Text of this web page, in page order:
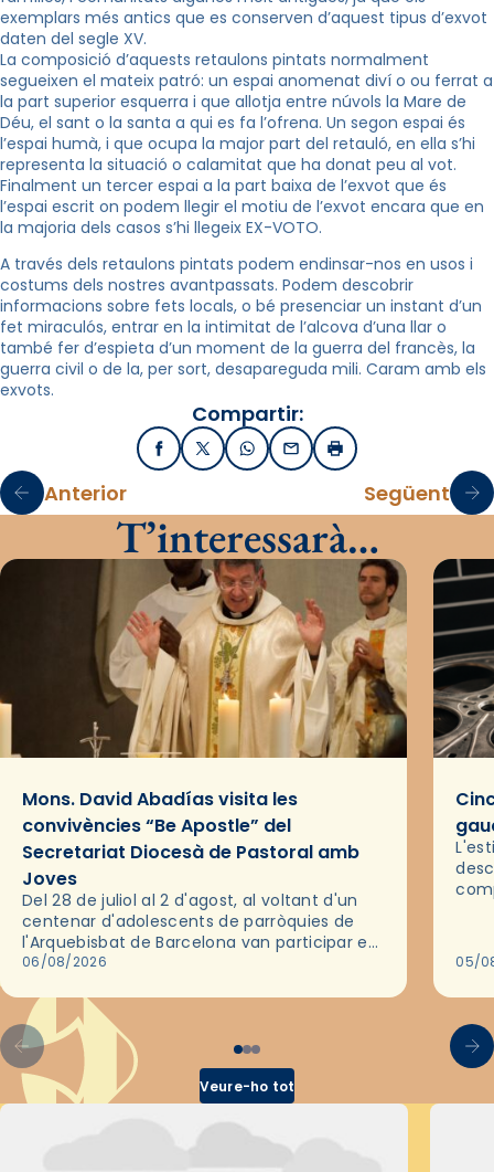
exemplars més antics que es conserven d’aquest tipus d’exvot
daten del segle XV.
La composició d’aquests retaulons pintats normalment
segueixen el mateix patró: un espai anomenat diví o ou ferrat a
la part superior esquerra i que allotja entre núvols la Mare de
Déu, el sant o la santa a qui es fa l’ofrena. Un segon espai és
l’espai humà, i que ocupa la major part del retauló, en ella s’hi
representa la situació o calamitat que ha donat peu al vot.
Finalment un tercer espai a la part baixa de l’exvot que és
l’espai escrit on podem llegir el motiu de l’exvot encara que en
la majoria dels casos s’hi llegeix EX-VOTO.
A través dels retaulons pintats podem endinsar-nos en usos i
costums dels nostres avantpassats. Podem descobrir
informacions sobre fets locals, o bé presenciar un instant d’un
fet miraculós, entrar en la intimitat de l’alcova d’una llar o
també fer d’espieta d’un moment de la guerra del francès, la
guerra civil o de la, per sort, desapareguda mili. Caram amb els
exvots.
Compartir:
FacebookX / TwitterWhatsApp
EmailImprimir
Anterior Següent
T’interessarà…
Mons. David Abadías visita les
convivències “Be Apostle” del
Secretariat Diocesà de Pastoral amb
Joves
Del 28 de juliol al 2 d'agost, al voltant d'un
centenar d'adolescents de parròquies de
l'Arquebisbat de Barcelona van participar en
les convivències Be Apostle, organitzades
06/08/2026 05/
Veure-ho tot